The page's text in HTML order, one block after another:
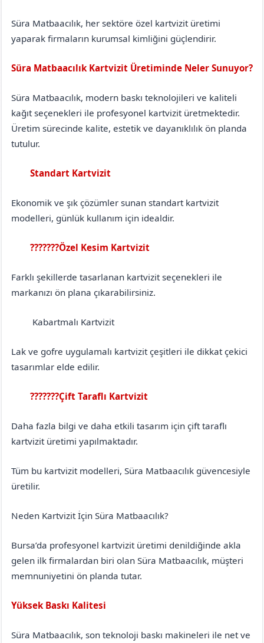
Süra Matbaacılık, her sektöre özel kartvizit üretimi
yaparak firmaların kurumsal kimliğini güçlendirir.
Süra Matbaacılık Kartvizit Üretiminde Neler Sunuyor?
Süra Matbaacılık, modern baskı teknolojileri ve kaliteli
kağıt seçenekleri ile profesyonel kartvizit üretmektedir.
Üretim sürecinde kalite, estetik ve dayanıklılık ön planda
tutulur.
Standart Kartvizit
Ekonomik ve şık çözümler sunan standart kartvizit
modelleri, günlük kullanım için idealdir.
???????Özel Kesim Kartvizit
Farklı şekillerde tasarlanan kartvizit seçenekleri ile
markanızı ön plana çıkarabilirsiniz.
Kabartmalı Kartvizit
Lak ve gofre uygulamalı kartvizit çeşitleri ile dikkat çekici
tasarımlar elde edilir.
???????Çift Taraflı Kartvizit
Daha fazla bilgi ve daha etkili tasarım için çift taraflı
kartvizit üretimi yapılmaktadır.
Tüm bu kartvizit modelleri, Süra Matbaacılık güvencesiyle
üretilir.
Neden Kartvizit İçin Süra Matbaacılık?
Bursa’da profesyonel kartvizit üretimi denildiğinde akla
gelen ilk firmalardan biri olan Süra Matbaacılık, müşteri
memnuniyetini ön planda tutar.
Yüksek Baskı Kalitesi
Süra Matbaacılık, son teknoloji baskı makineleri ile net ve